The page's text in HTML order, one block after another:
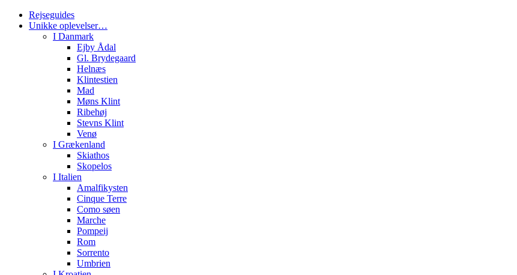
Rejseguides
Unikke oplevelser…
I Danmark
Ejby Ådal
Gl. Brydegaard
Helnæs
Klintestien
Mad
Møns Klint
Ribehøj
Stevns Klint
Venø
I Grækenland
Skiathos
Skopelos
I Italien
Amalfikysten
Cinque Terre
Como søen
Marche
Pompeij
Rom
Sorrento
Umbrien